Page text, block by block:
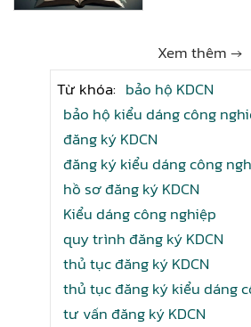
Xem thêm →
Từ khóa: bảo hộ KDCN
bảo hộ kiểu dáng công
đăng ký KDCN
đăng ký kiểu dáng công
hồ sơ đăng ký KDCN
Kiểu dáng công nghiệp
quy trình đăng ký KDCN
thủ tục đăng ký KDCN
thủ tục đăng ký kiểu dáng
tư vấn đăng ký KDCN